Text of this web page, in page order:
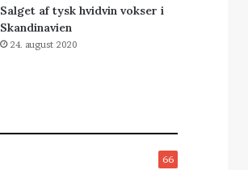
Salget af tysk hvidvin vokser i
Skandinavien
24. august 2020
66